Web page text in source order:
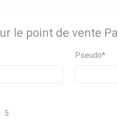
le point de vente
Pseudo*
5